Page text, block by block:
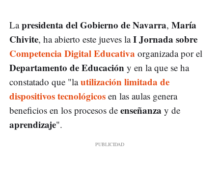
Lapresidenta del Gobierno de Navarra, María
Chivite, ha abierto este jueves laI Jornada sobre
Competencia Digital Educativa organizada por el
Departamento de Educación y en la que se ha
constatado que "lautilización limitada de
dispositivos tecnológicos en las aulas genera
beneficios en los procesos de enseñanza y de
aprendizaje".